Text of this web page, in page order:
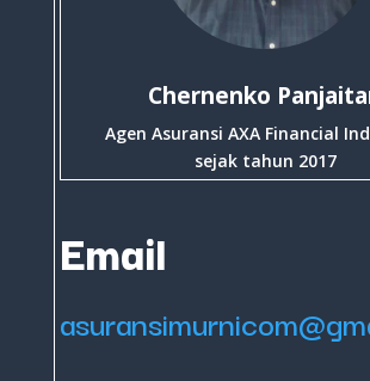
Chernenko
Agen Asuransi AXA Financial
sejak tahun 2017
Email